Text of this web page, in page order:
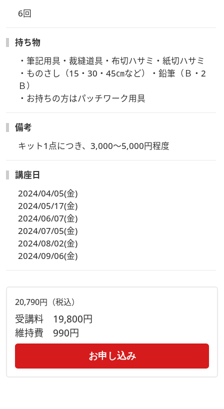
6回
持ち物
・筆記用具・裁縫道具・布切ハサミ・紙切ハサミ
・ものさし（15・30・45㎝など）・鉛筆（Ｂ・2
Ｂ）
・お持ちの方はパッチワーク用具
備考
キット1点につき、3,000～5,000円程度
講座日
2024/04/05(金)
2024/05/17(金)
2024/06/07(金)
2024/07/05(金)
2024/08/02(金)
2024/09/06(金)
20,790円（税込）
受講料 19,800円
維持費 990円
お申し込み